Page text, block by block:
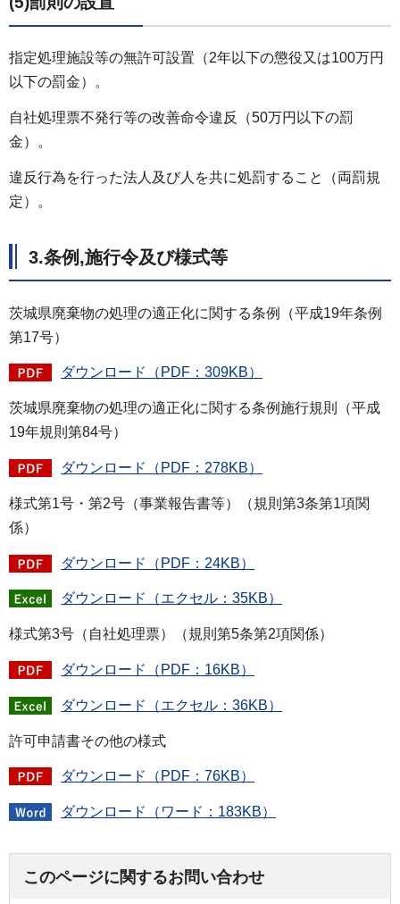
指定処理施設等の無許可設置（2年以下の懲役又は100万円
以下の罰金）。
自社処理票不発行等の改善命令違反（50万円以下の罰
金）。
違反行為を行った法人及び人を共に処罰すること（両罰規
定）。
3.条例,施行令及び様式等
茨城県廃棄物の処理の適正化に関する条例（平成19年条例
第17号）
ダウンロード（PDF：309KB）
茨城県廃棄物の処理の適正化に関する条例施行規則（平成
19年規則第84号）
ダウンロード（PDF：278KB）
様式第1号・第2号（事業報告書等）（規則第3条第1項関
係）
ダウンロード（PDF：24KB）
ダウンロード（エクセル：35KB）
様式第3号（自社処理票）（規則第5条第2項関係）
ダウンロード（PDF：16KB）
ダウンロード（エクセル：36KB）
許可申請書その他の様式
ダウンロード（PDF：76KB）
ダウンロード（ワード：183KB）
このページに関するお問い合わせ